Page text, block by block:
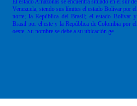
El estado Amazonas se encuentra situado en el sur de
Venezuela, siendo sus límites el estado Bolívar por el
norte; la República del Brasil; el estado Bolívar y
Brasil por el este y la República de Colombia por el
oeste. Su nombre se debe a su ubicación ge